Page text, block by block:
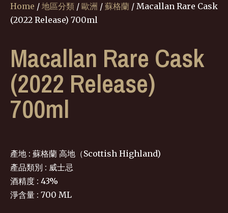
Home / 地區分類 / 歐洲 / 蘇格蘭 / Macallan Rare Cask
(2022 Release) 700ml
Macallan Rare Cask
(2022 Release)
700ml
產地 : 蘇格蘭 高地（Scottish Highland)
產品類別 : 威士忌
酒精度 : 43%
淨含量 : 700 ML